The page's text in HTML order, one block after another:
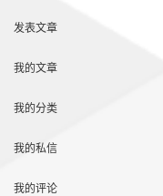
发表文章
我的文章
我的分类
我的私信
我的评论